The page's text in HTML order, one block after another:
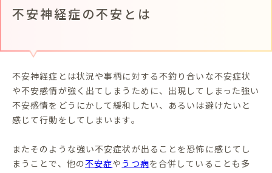
不安神経症の不安とは
不安神経症とは状況や事柄に対する不釣り合いな不安症状
や不安感情が強く出てしまうために、出現してしまった強い
不安感情をどうにかして緩和したい、あるいは避けたいと
感じて行動をしてしまいます。
またそのような強い不安症状が出ることを恐怖に感じてし
まうことで、他の不安症や うつ病を合併していることも多